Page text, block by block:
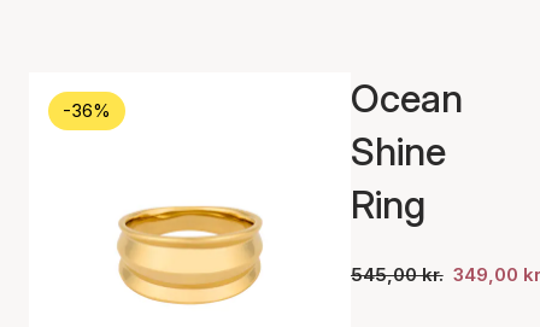
-36%
Ocean
Shine
Ring
545,00 kr. 349,00